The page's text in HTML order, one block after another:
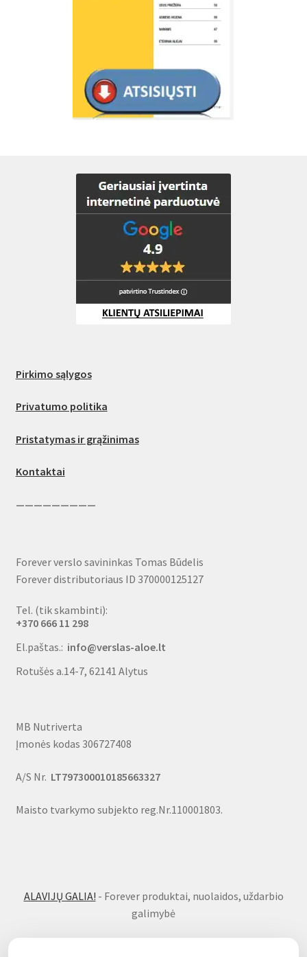
Pirkimo sąlygos
Privatumo politika
Pristatymas ir grąžinimas
Kontaktai
—————————
Forever verslo savininkas Tomas Būdelis
Forever distributoriaus ID 370000125127
Tel. (tik skambinti):
+370 666 11 298
El.paštas.: info@verslas-aloe.lt
Rotušės a.14-7, 62141 Alytus
MB Nutriverta
Įmonės kodas 306727408
A/S Nr. LT797300010185663327
Maisto tvarkymo subjekto reg.Nr.110001803.
ALAVIJŲ GALIA! - Forever produktai, nuolaidos, uždarbio
galimybė